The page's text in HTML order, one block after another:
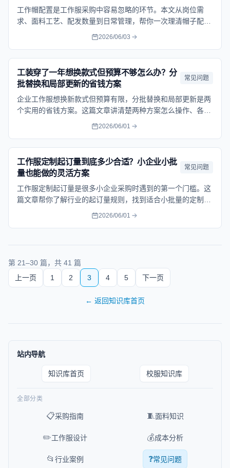
工作帽配置是工作服采购中容易忽略的环节。本文从岗位需
求、面料工艺、配发数量到日常管理，帮你一次理清帽子配置
2026/06/03
工装穿了一年想换款式但预算不够怎么办？分
批替换和局部更新的省钱方案
常见问题
企业工作服想换新款式但预算有限，分批替换和局部更新是两
个实用的省钱方案。这篇文章讲清楚两种方案怎么操作、各适
合什么场景，帮你用最少的钱实现工装换新。
2026/06/01
工作服定制起订量到底多少合适？小企业小批
量也能做的灵活方案
常见问题
工作服定制起订量是很多小企业采购时遇到的第一个门槛。这
篇文章帮你了解行业的起订量规则，找到适合小批量的定制方
2026/06/01
第 21–30 篇，共 41 篇
上一页
1 2 3 4 5 下一页
← 返回知识库首页
站内导航
知识库首页 校服知识库
全部分类
📋采购指南 🧵面料知识
✏️工作服设计 💰成本分析
📂 行业案例 ❓常见问题